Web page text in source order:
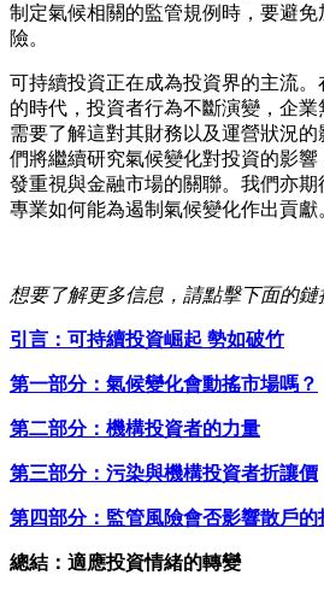
制定氣候相關的監管規例時，要避
險。
可持續投資正在成為投資界的主流
的時代，投資者行為不斷演變，企
需要了解這對其財務以及運營狀況
們將繼續研究氣候變化對投資的影
發重視與金融市場的關聯。我們亦
專業如何能為遏制氣候變化作出貢獻
想要了解更多信息，請點擊下面的鏈
引言：可持續投資崛起 勢如破竹
第一部分：氣候變化會動搖市場嗎？
第二部分：機構投資者的力量
第三部分：污染與機構投資者折讓價
第四部分：監管風險會否影響散戶的
總結：適應投資情緒的轉變